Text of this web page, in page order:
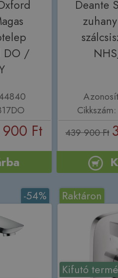
DO /
Ft
Deante
439 900 Ft
-54%
Kifutó
Raktáron